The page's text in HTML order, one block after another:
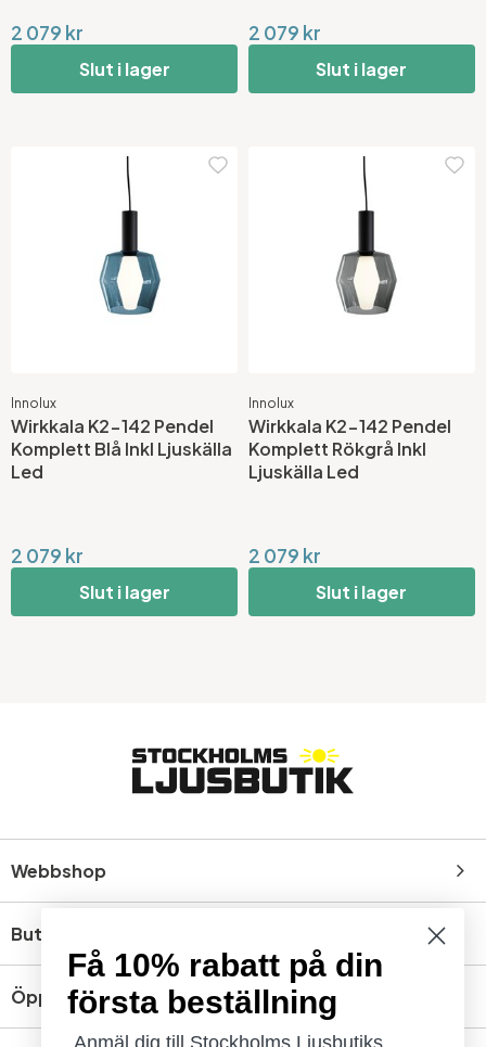
2 079 kr
Slut i lager
2 079 kr
Slut i lager
Innolux
Wirkkala K2-142 Pendel
Komplett Blå Inkl Ljuskälla
Led
2 079 kr
Slut i lager
Innolux
Wirkkala K2-142 Pendel
Komplett Rökgrå Inkl
Ljuskälla Led
2 079 kr
Slut i lager
Webbshop
Butik
Öppettider
Få 10% rabatt på din
första beställning
Anmäl dig till Stockholms Ljusbutiks